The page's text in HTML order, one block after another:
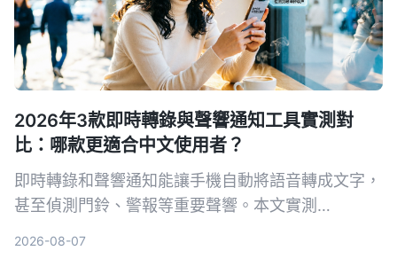
2026年3款即時轉錄與聲響通知工具實測對
比：哪款更適合中文使用者？
即時轉錄和聲響通知能讓手機自動將語音轉成文字，
甚至偵測門鈴、警報等重要聲響。本文實測
2026-08-07